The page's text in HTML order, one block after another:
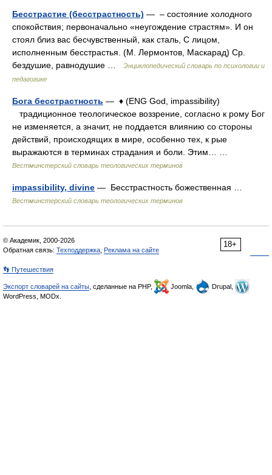
Бесстрастие (бесстрастность) — – состояние холодного
спокойствия; первоначально «неугождение страстям». И он
стоял близ вас бесчувственный, как сталь, С лицом,
исполненным бесстрастья. (М. Лермонтов, Маскарад) Ср.
бездушие, равнодушие …
Энциклопедический словарь по психологии и
педагогике
Бога бесстрастность — ♦ (ENG God, impassibility)
традиционное теологическое воззрение, согласно к рому Бог
не изменяется, а значит, не поддается влиянию со стороны
действий, происходящих в мире, особенно тех, к рые
выражаются в терминах страдания и боли. Этим… …
Вестминстерский словарь теологических терминов
impassibility, divine — Бесстрастность божественная …
Вестминстерский словарь теологических терминов
18+
© Академик, 2000-2026
Обратная связь: Техподдержка Реклама на сайте
👣 Путешествия
Экспорт словарей на сайты , сделанные на PHP, Joomla,
Drupal,
WordPress, MODx.